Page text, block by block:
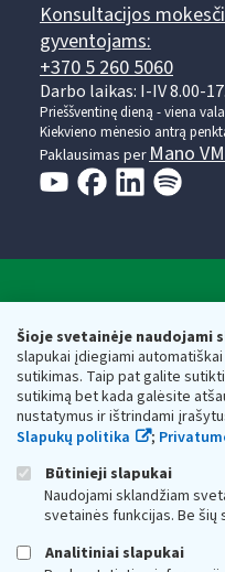
Šioje svetainėje naudojami
slapukai įdiegiami
sutikimas. Taip pat galite
sutikimą bet kada galėsite
nustatymus ir ištrindami
Slapukų politika
;
Būtinieji slapukai
Naudojami sklandžiam
svetainės funkcijas. Be šių
Analitiniai slapukai
Konsultacijos
gyventojams:
+370 5 260 5060
Darbo laikas: I-IV 8.00-
Prieššventinę dieną - viena
Kiekvieno mėnesio antrą
Paklausimas per Mano
Respublikos finansų
Biudžetinė įstaiga. Juridinio
adresas: Vasario 16-osios g.
vmi@vmi.lt, E. pristatymo
Duomenys apie Valstybinę
Respublikos finansų